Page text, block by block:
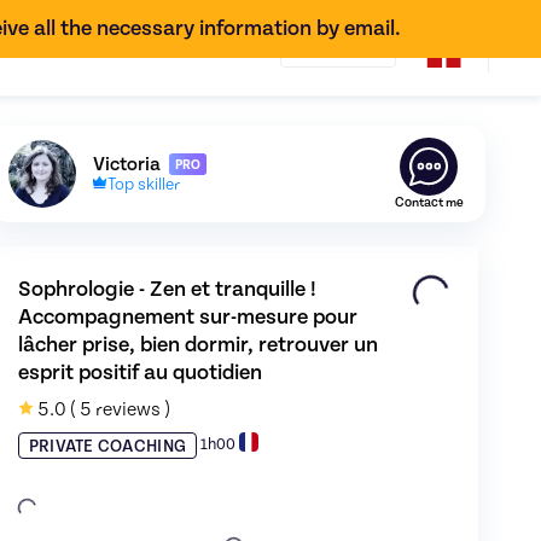
all the necessary information by email.
lâcher prise, bien dormir, retrouver un esprit positif au
! Accompagnement sur-mesure pour lâcher prise, bien
Discover the profile of Skiller inSophrologie
Victoria PRO
Top skiller
Contact me
Sophrologie - Zen et tranquille !
Accompagnement sur-mesure pour
lâcher prise, bien dormir, retrouver un
esprit positif au quotidien
5.0 ( 5 reviews )
PRIVATE COACHING 1h00